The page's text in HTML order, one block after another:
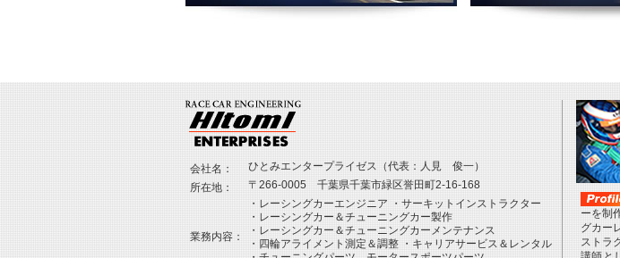
会社名：
ひとみエンタープライゼス（代表：人見 俊一）
所在地：
〒266-0005 千葉県千葉市緑区誉田町2-16-168
業務内容：
・レーシングカーエンジニア ・サーキットインストラクター
・レーシングカー＆チューニングカー製作
・レーシングカー＆チューニングカーメンテナンス
・四輪アライメント測定＆調整 ・キャリアサービス＆レンタル
ーを制
グカー
ストラ